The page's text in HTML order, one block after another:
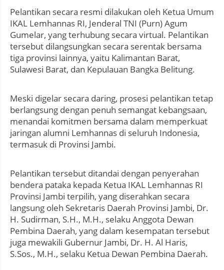
Pelantikan secara resmi dilakukan oleh Ketua Umum
IKAL Lemhannas RI, Jenderal TNI (Purn) Agum
Gumelar, yang terhubung secara virtual. Pelantikan
tersebut dilangsungkan secara serentak bersama
tiga provinsi lainnya, yaitu Kalimantan Barat,
Sulawesi Barat, dan Kepulauan Bangka Belitung.
Meski digelar secara daring, prosesi pelantikan tetap
berlangsung dengan penuh semangat kebangsaan,
menandai komitmen bersama dalam memperkuat
jaringan alumni Lemhannas di seluruh Indonesia,
termasuk di Provinsi Jambi.
Pelantikan tersebut ditandai dengan penyerahan
bendera pataka kepada Ketua IKAL Lemhannas RI
Provinsi Jambi terpilih, yang diserahkan secara
langsung oleh Sekretaris Daerah Provinsi Jambi, Dr.
H. Sudirman, S.H., M.H., selaku Anggota Dewan
Pembina Daerah, yang dalam kesempatan tersebut
juga mewakili Gubernur Jambi, Dr. H. Al Haris,
S.Sos., M.H., selaku Ketua Dewan Pembina Daerah.